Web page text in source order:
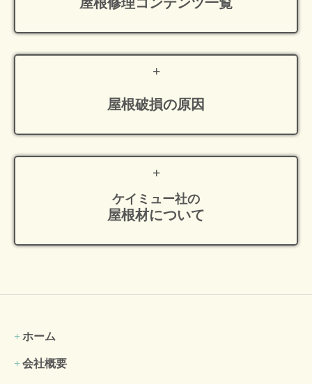
屋根破損の原因
ケイミュー社の
屋根材について
ホーム
会社概要